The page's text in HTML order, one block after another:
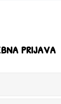
prijava